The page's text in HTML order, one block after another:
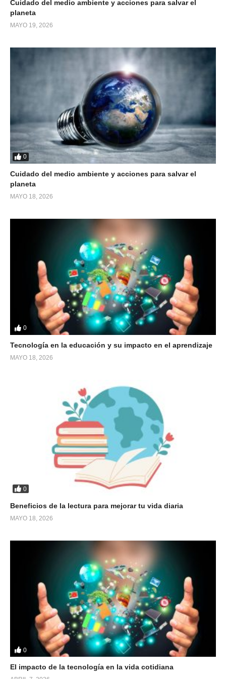
Cuidado del medio ambiente y acciones para salvar el
planeta
MAYO 19, 2026
0
Cuidado del medio ambiente y acciones para salvar el
planeta
MAYO 18, 2026
0
Tecnología en la educación y su impacto en el aprendizaje
MAYO 18, 2026
0
Beneficios de la lectura para mejorar tu vida diaria
MAYO 18, 2026
0
El impacto de la tecnología en la vida cotidiana